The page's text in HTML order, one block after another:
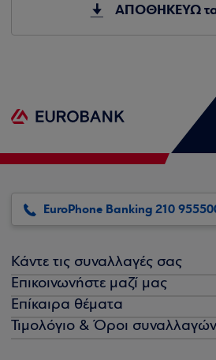
ΑΠΟΘΗΚΕΥΩ τα
EuroPhone Banking 210
Κάντε τις συναλλαγές σας
Επικοινωνήστε μαζί μας
Επίκαιρα θέματα
Τιμολόγιο & Όροι συναλλαγών